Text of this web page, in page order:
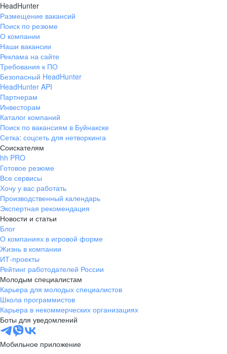
HeadHunter
Размещение вакансий
Поиск по резюме
О компании
Наши вакансии
Реклама на сайте
Требования к ПО
Безопасный HeadHunter
HeadHunter API
Партнерам
Инвесторам
Каталог компаний
Поиск по вакансиям в Буйнакске
Сетка: соцсеть для нетворкинга
Соискателям
hh PRO
Готовое резюме
Все сервисы
Хочу у вас работать
Производственный календарь
Экспертная рекомендация
Новости и статьи
Блог
О компаниях в игровой форме
Жизнь в компании
ИТ-проекты
Рейтинг работодателей России
Молодым специалистам
Карьера для молодых специалистов
Школа программистов
Карьера в некоммерческих организациях
Боты для уведомлений
Мобильное приложение